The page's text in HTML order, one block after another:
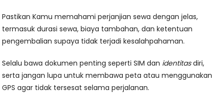
Pastikan Kamu memahami perjanjian sewa dengan jelas,
termasuk durasi sewa, biaya tambahan, dan ketentuan
pengembalian supaya tidak terjadi kesalahpahaman.
Selalu bawa dokumen penting seperti SIM dan identitasdiri,
serta jangan lupa untuk membawa peta atau menggunakan
GPS agar tidak tersesat selama perjalanan.